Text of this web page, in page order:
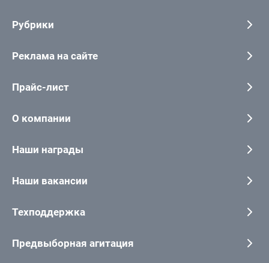
Рубрики
Реклама на сайте
Прайс-лист
О компании
Наши награды
Наши вакансии
Техподдержка
Предвыборная агитация